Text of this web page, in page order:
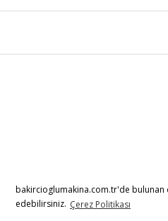
bakircioglumakina.com.tr'de bulunan
edebilirsiniz. Çerez Politikası